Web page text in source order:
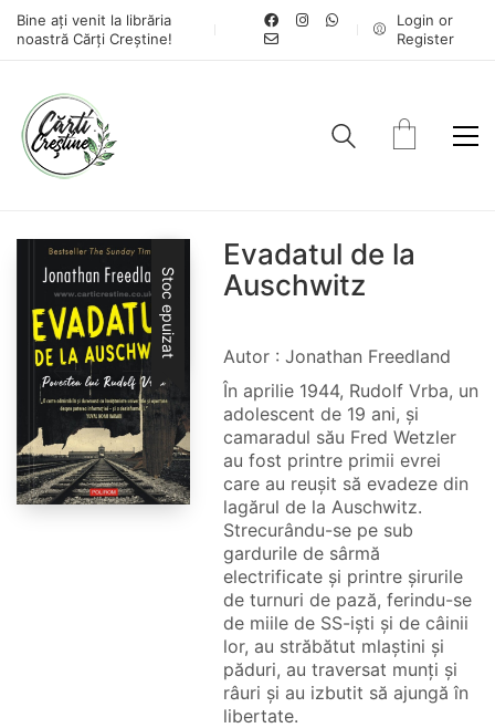
Bine ați venit la librăria
noastră Cărți Creștine!
Login or
Register
Stoc epuizat
Evadatul de la
Auschwitz
Autor : Jonathan Freedland
În aprilie 1944, Rudolf Vrba, un
adolescent de 19 ani, și
camaradul său Fred Wetzler
au fost printre primii evrei
care au reușit să evadeze din
lagărul de la Auschwitz.
Strecurându-se pe sub
gardurile de sârmă
electrificate și printre șirurile
de turnuri de pază, ferindu-se
de miile de SS-iști și de câinii
lor, au străbătut mlaștini și
păduri, au traversat munți și
râuri și au izbutit să ajungă în
libertate.